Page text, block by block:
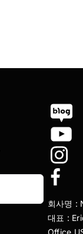
회사명 :
대표 :
Office